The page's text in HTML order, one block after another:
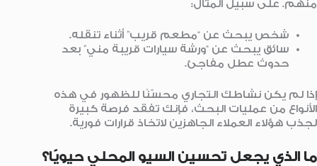
منهم. على سبيل المثال:
شخص يبحث عن “مطعم قريب” أثناء تنقله.
سائق يبحث عن “ورشة سيارات قريبة مني” بعد
حدوث عطل مفاجئ.
إذا لم يكن نشاطك التجاري محسّنًا للظهور في هذه
الأنواع من عمليات البحث، فإنك تفقد فرصة كبيرة
لجذب هؤلاء العملاء الجاهزين لاتخاذ قرارات فورية.
ما الذي يجعل تحسين السيو المحلي حيويًا؟